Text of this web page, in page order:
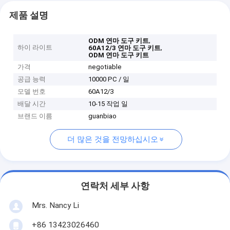
제품 설명
하이 라이트
ODM 연마 도구 키트,
60A12/3 연마 도구 키트,
ODM 연마 도구 키트
가격
negotiable
공급 능력
10000 PC / 일
모델 번호
60A12/3
배달 시간
10-15 작업 일
브랜드 이름
guanbiao
더 많은 것을 전망하십시오
연락처 세부 사항
Mrs. Nancy Li
+86 13423026460